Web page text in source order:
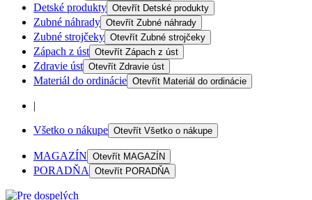
Detské produkty Otevřít Detské produkty
Zubné náhrady Otevřít Zubné náhrady
Zubné strojčeky Otevřít Zubné strojčeky
Zápach z úst Otevřít Zápach z úst
Zdravie úst Otevřít Zdravie úst
Materiál do ordinácie Otevřít Materiál do ordinácie
|
Všetko o nákupe Otevřít Všetko o nákupe
MAGAZÍN Otevřít MAGAZÍN
PORADŇA Otevřít PORADŇA